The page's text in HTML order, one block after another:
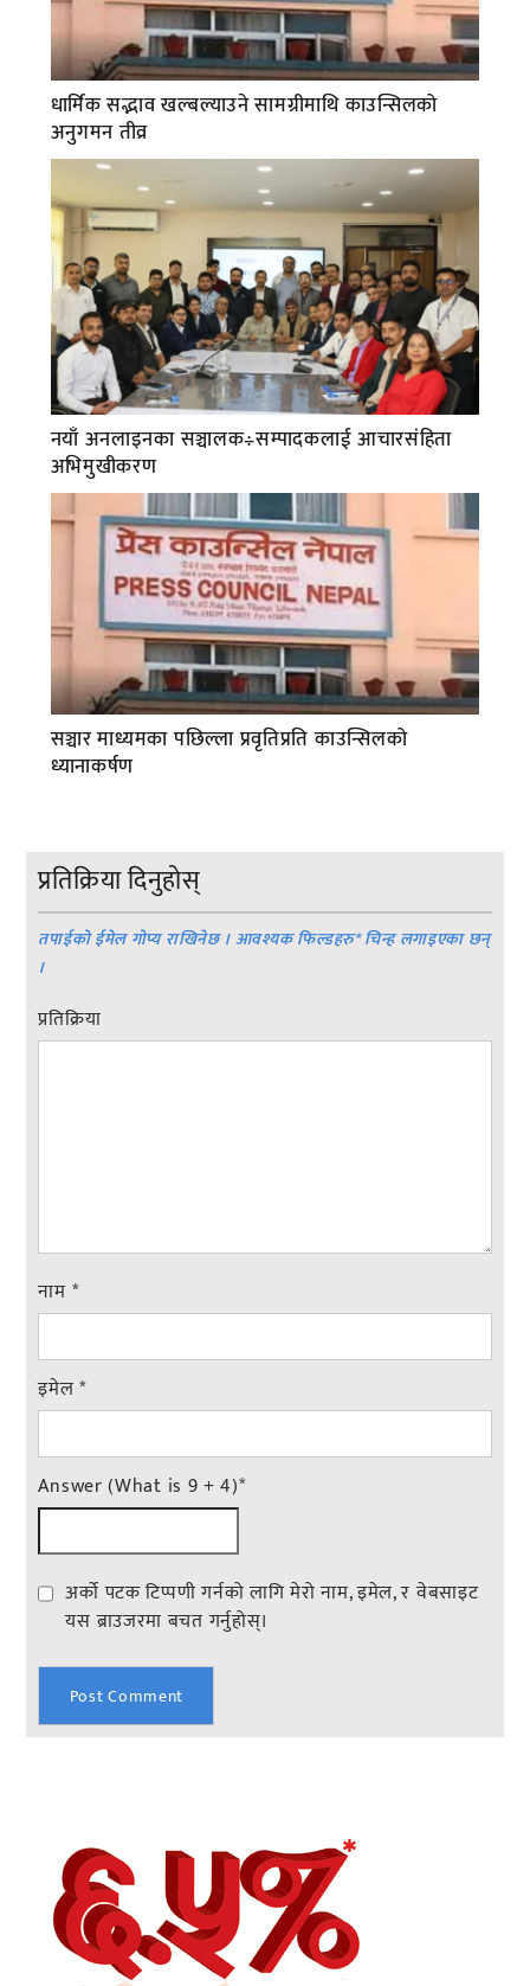
धार्मिक सद्भाव खल्बल्याउने सामग्रीमाथि काउन्सिलको
अनुगमन तीव्र
नयाँ अनलाइनका सञ्चालक÷सम्पादकलाई आचारसंहिता
अभिमुखीकरण
सञ्चार माध्यमका पछिल्ला प्रवृतिप्रति काउन्सिलको
ध्यानाकर्षण
प्रतिक्रिया दिनुहोस्
तपाईको ईमेल गोप्य राखिनेछ । आवश्यक फिल्डहरु*चिन्ह लगाइएका छन्
।
प्रतिक्रिया
नाम *
इमेल*
Answer (What is 9 + 4)*
अर्को पटक टिप्पणी गर्नको लागि मेरो नाम, इमेल, र वेबसाइट
यस ब्राउजरमा बचत गर्नुहोस्।